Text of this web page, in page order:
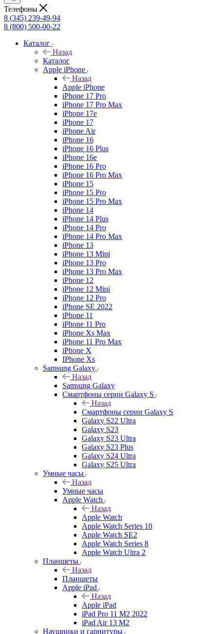
Телефоны
8 (345) 239-49-94
8 (800) 500-00-22
Каталог
Назад
Каталог
Apple iPhone
Назад
Apple iPhone
iPhone 17 Pro
iPhone 17 Pro Max
iPhone 17e
iPhone 17
iPhone Air
iPhone 16
iPhone 16 Plus
iPhone 16e
iPhone 16 Pro
iPhone 16 Pro Max
iPhone 15
iPhone 15 Pro
iPhone 15 Pro Max
iPhone 14
iPhone 14 Plus
iPhone 14 Pro
iPhone 14 Pro Max
iPhone 13
iPhone 13 Mini
iPhone 13 Pro
iPhone 13 Pro Max
iPhone 12
iPhone 12 Mini
iPhone 12 Pro
iPhone SE 2022
iPhone 11
iPhone 11 Pro
iPhone Xs Max
iPhone 11 Pro Max
iPhone X
IPhone Xs
Samsung Galaxy
Назад
Samsung Galaxy
Смартфоны серии Galaxy S
Назад
Смартфоны серии Galaxy S
Galaxy S22 Ultra
Galaxy S23
Galaxy S23 Ultra
Galaxy S23 Plus
Galaxy S24 Ultra
Galaxy S25 Ultra
Умные часы
Назад
Умные часы
Apple Watch
Назад
Apple Watch
Apple Watch Series 10
Apple Watch SE2
Apple Watch Series 8
Apple Watch Ultra 2
Планшеты
Назад
Планшеты
Apple iPad
Назад
Apple iPad
iPad Pro 11 M2 2022
iPad Air 13 M2
Наушники и гарнитуры